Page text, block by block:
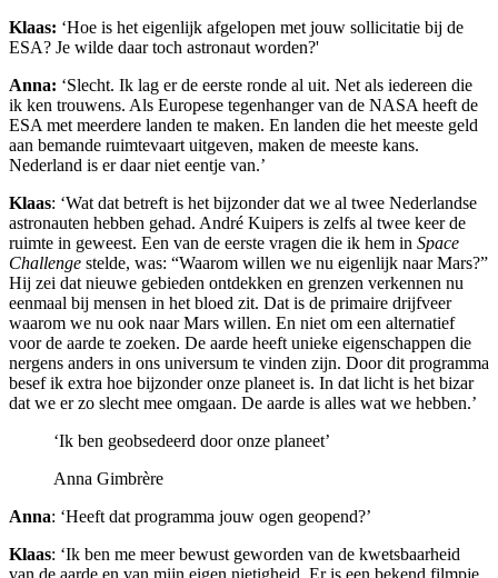
Klaas: ‘Hoe is het eigenlijk afgelopen met jouw sollicitatie bij de
ESA? Je wilde daar toch astronaut worden?'
Anna: ‘Slecht. Ik lag er de eerste ronde al uit. Net als iedereen die
ik ken trouwens. Als Europese tegenhanger van de NASA heeft de
ESA met meerdere landen te maken. En landen die het meeste geld
aan bemande ruimtevaart uitgeven, maken de meeste kans.
Nederland is er daar niet eentje van.’
Klaas: ‘Wat dat betreft is het bijzonder dat we al twee Nederlandse
astronauten hebben gehad. André Kuipers is zelfs al twee keer de
ruimte in geweest. Een van de eerste vragen die ik hem in Space
Challenge stelde, was: “Waarom willen we nu eigenlijk naar Mars?”
Hij zei dat nieuwe gebieden ontdekken en grenzen verkennen nu
eenmaal bij mensen in het bloed zit. Dat is de primaire drijfveer
waarom we nu ook naar Mars willen. En niet om een alternatief
voor de aarde te zoeken. De aarde heeft unieke eigenschappen die
nergens anders in ons universum te vinden zijn. Door dit programma
besef ik extra hoe bijzonder onze planeet is. In dat licht is het bizar
dat we er zo slecht mee omgaan. De aarde is alles wat we hebben.’
‘Ik ben geobsedeerd door onze planeet’
Anna Gimbrère
Anna: ‘Heeft dat programma jouw ogen geopend?’
Klaas: ‘Ik ben me meer bewust geworden van de kwetsbaarheid
van de aarde en van mijn eigen nietigheid. Er is een bekend filmpje